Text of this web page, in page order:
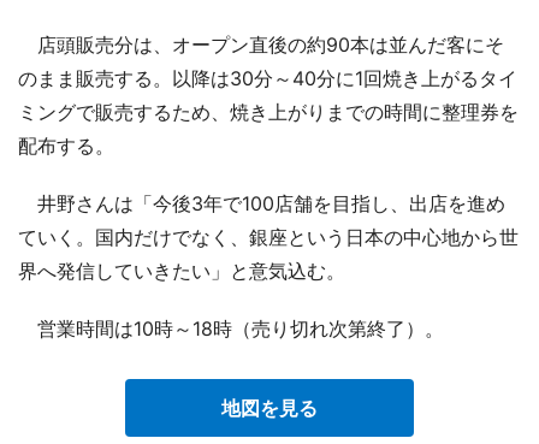
店頭販売分は、オープン直後の約90本は並んだ客にそ
のまま販売する。以降は30分～40分に1回焼き上がるタイ
ミングで販売するため、焼き上がりまでの時間に整理券を
配布する。
井野さんは「今後3年で100店舗を目指し、出店を進め
ていく。国内だけでなく、銀座という日本の中心地から世
界へ発信していきたい」と意気込む。
営業時間は10時～18時（売り切れ次第終了）。
地図を見る